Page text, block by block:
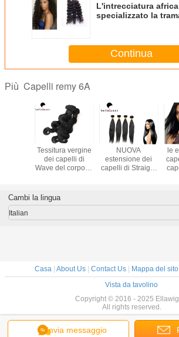
L'intrecciatura
specializzato la
Continua
Più Capelli remy 6A
di
per
Tessitura vergine
dei capelli di
Wave del corpo di
capelli naturali del
nero 6A Remy
NUOVA
estensione dei
capelli di Straigth
struttura 6a
le
Invia messaggio
Cambi la lingua
Italian
Casa | About Us | Contact Us | Mappa del sito
Vista da tavolino
Copyright © 2016 - 2025
All rights reserved.